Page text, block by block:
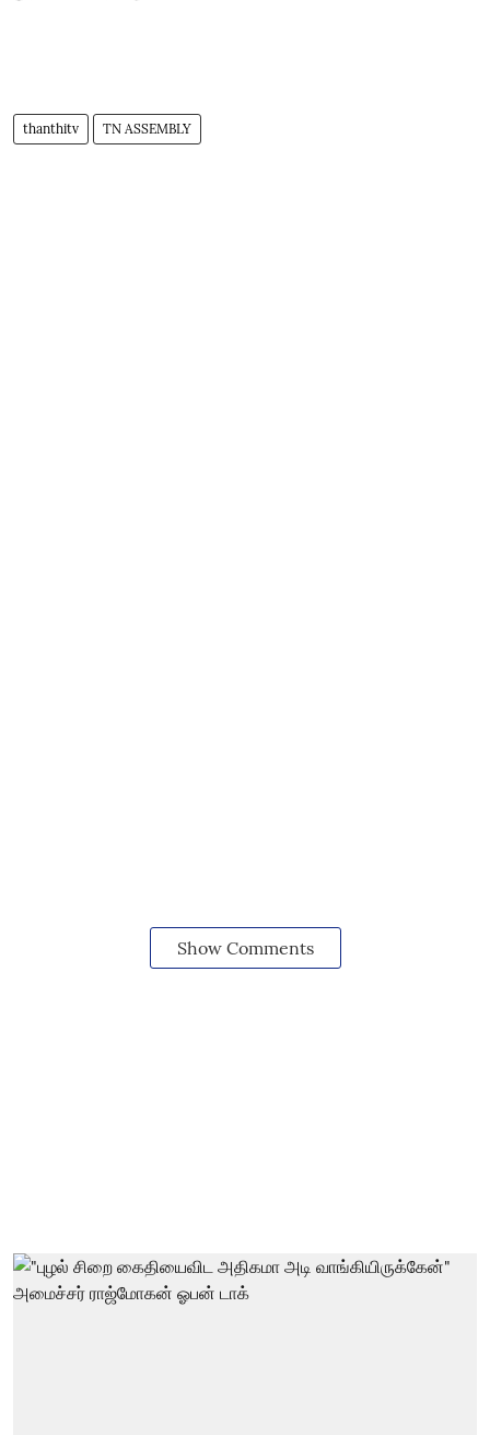
thanthitv TN ASSEMBLY
Show Comments